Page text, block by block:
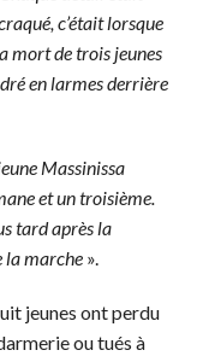
c’était lorsque
mort de trois jeunes
en larmes derrière
Massinissa
et un troisième.
tard après la
la marche ».
jeunes ont perdu
ou tués à